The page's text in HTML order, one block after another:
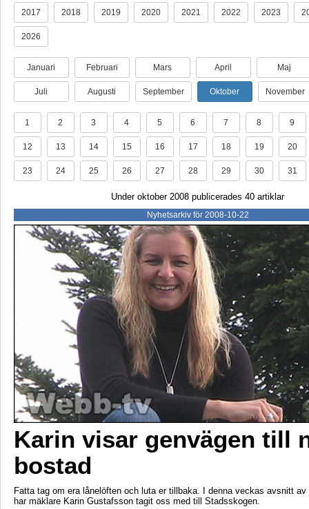
2017 2018 2019 2020 2021 2022 2023
2026
Januari Februari Mars April Maj
Juli Augusti September Oktober November
1 2 3 4 5 6 7 8 9
12 13 14 15 16 17 18 19 20
23 24 25 26 27 28 29 30 31
Under oktober 2008 publicerades 40 artiklar
Nyhetsarkiv för 2008-10-22
Karin visar genvägen till
bostad
Fatta tag om era lånelöften och luta er tillbaka. I denna veckas avsnitt
har mäklare Karin Gustafsson tagit oss med till Stadsskogen.